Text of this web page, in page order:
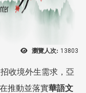
瀏覽人次: 13803
收境外生需求，亞
推動並落實華語文